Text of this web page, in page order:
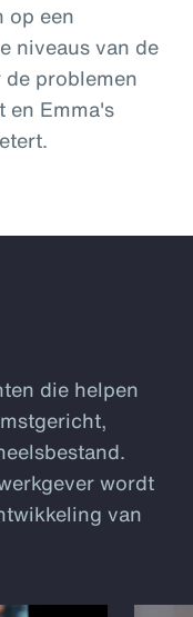
op een
niveaus van de
problemen
en Emma's
die helpen
wordt
van